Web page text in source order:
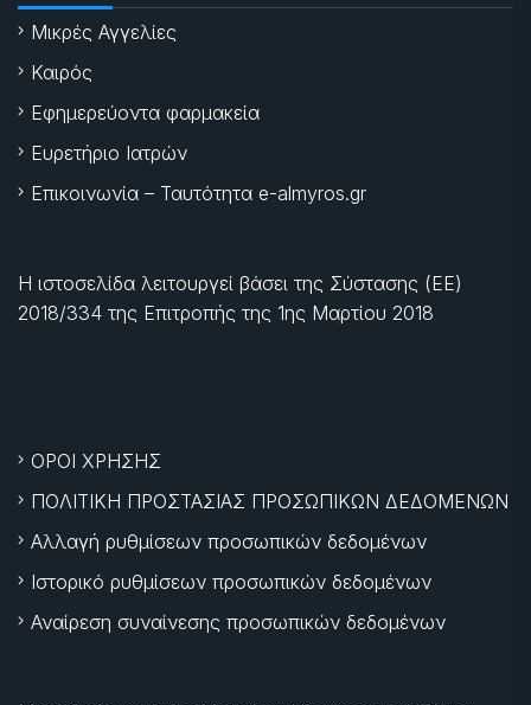
Μικρές Αγγελίες
Καιρός
Εφημερεύοντα φαρμακεία
Ευρετήριο Ιατρών
Επικοινωνία – Ταυτότητα e-almyros.gr
Η ιστοσελίδα λειτουργεί βάσει της Σύστασης (ΕΕ)
2018/334 της Επιτροπής της 1ης Μαρτίου 2018
ΟΡΟΙ ΧΡΗΣΗΣ
ΠΟΛΙΤΙΚΗ ΠΡΟΣΤΑΣΙΑΣ ΠΡΟΣΩΠΙΚΩΝ ΔΕΔΟΜΕΝΩΝ
Αλλαγή ρυθμίσεων προσωπικών δεδομένων
Ιστορικό ρυθμίσεων προσωπικών δεδομένων
Αναίρεση συναίνεσης προσωπικών δεδομένων